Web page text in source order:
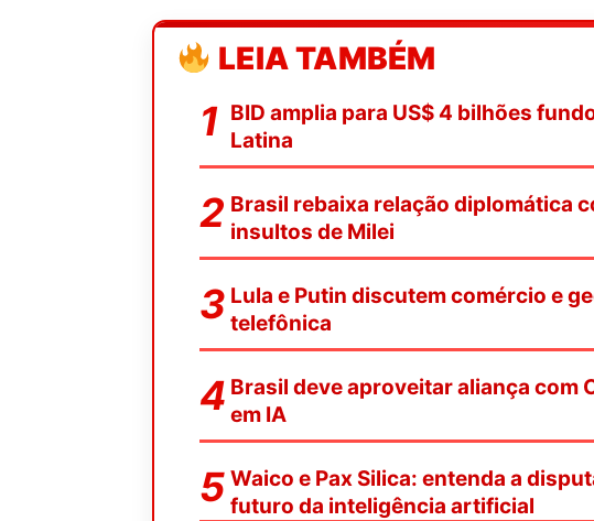
LEIA TAMBÉM
BID amplia para US$ 4 bilhões
Latina
Brasil rebaixa relação diplomática
insultos de Milei
Lula e Putin discutem comércio e
telefônica
Brasil deve aproveitar aliança com
em IA
Waico e Pax Silica: entenda a
futuro da inteligência artificial